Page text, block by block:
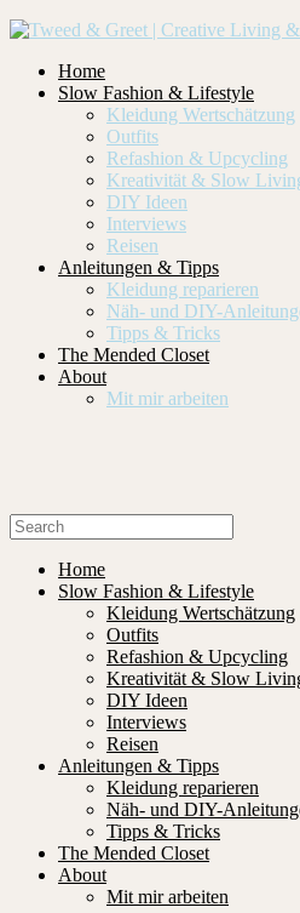
Home
Slow Fashion & Lifestyle
Kleidung Wertschätzung
Outfits
Refashion & Upcycling
Kreativität & Slow
DIY Ideen
Interviews
Reisen
Anleitungen & Tipps
Kleidung reparieren
Näh- und DIY-
Tipps & Tricks
The Mended Closet
About
Mit mir arbeiten
Home
Slow Fashion & Lifestyle
Kleidung Wertschätzung
Outfits
Refashion & Upcycling
Kreativität & Slow
DIY Ideen
Interviews
Reisen
Anleitungen & Tipps
Kleidung reparieren
Näh- und DIY-
Tipps & Tricks
The Mended Closet
About
Mit mir arbeiten